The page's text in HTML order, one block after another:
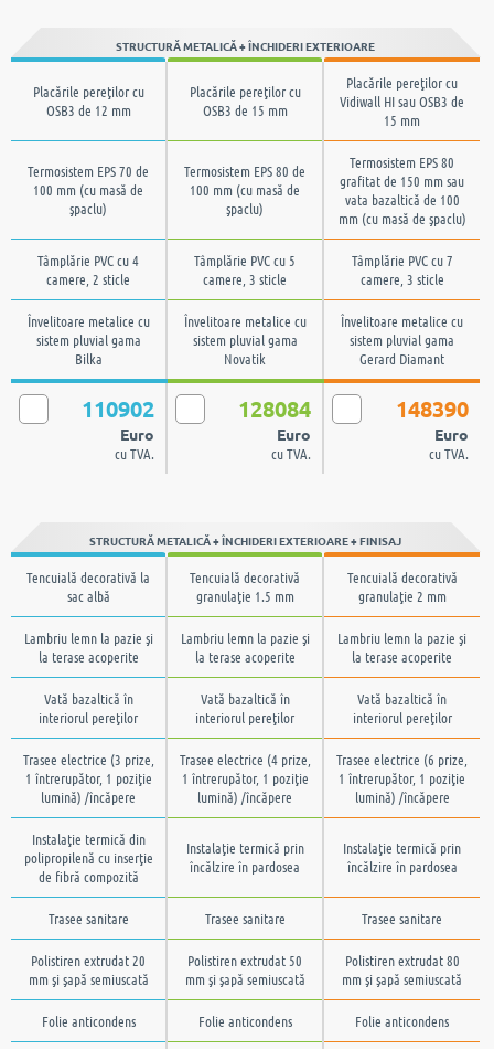
STRUCTURĂ METALICĂ + ÎNCHIDERI EXTERIOARE
Placările pereţilor cu
OSB3 de 12 mm
Placările pereţilor cu
OSB3 de 15 mm
Placările pereţilor cu
Vidiwall HI sau OSB3 de
15 mm
Termosistem EPS 70 de
100 mm (cu masă de
şpaclu)
Termosistem EPS 80 de
100 mm (cu masă de
şpaclu)
Termosistem EPS 80
grafitat de 150 mm sau
vata bazaltică de 100
mm (cu masă de şpaclu)
Tâmplărie PVC cu 4
camere, 2 sticle
Tâmplărie PVC cu 5
camere, 3 sticle
Tâmplărie PVC cu 7
camere, 3 sticle
Învelitoare metalice cu
sistem pluvial gama
Bilka
Învelitoare metalice cu
sistem pluvial gama
Novatik
Învelitoare metalice cu
sistem pluvial gama
Gerard Diamant
110902
Euro
cu TVA.
128084
Euro
cu TVA.
148390
Euro
cu TVA.
STRUCTURĂ METALICĂ + ÎNCHIDERI EXTERIOARE + FINISAJ
Tencuială decorativă la
sac albă
Tencuială decorativă
granulaţie 1.5 mm
Tencuială decorativă
granulaţie 2 mm
Lambriu lemn la pazie şi
la terase acoperite
Lambriu lemn la pazie şi
la terase acoperite
Lambriu lemn la pazie şi
la terase acoperite
Vată bazaltică în
interiorul pereţilor
Vată bazaltică în
interiorul pereţilor
Vată bazaltică în
interiorul pereţilor
Trasee electrice (3 prize,
1 întrerupător, 1 poziţie
lumină) /încăpere
Trasee electrice (4 prize,
1 întrerupător, 1 poziţie
lumină) /încăpere
Trasee electrice (6 prize,
1 întrerupător, 1 poziţie
lumină) /încăpere
Instalaţie termică din
polipropilenă cu inserţie
de fibră compozită
Instalaţie termică prin
încălzire în pardosea
Instalaţie termică prin
încălzire în pardosea
Trasee sanitare Trasee sanitare Trasee sanitare
Polistiren extrudat 20
mm şi şapă semiuscată
Polistiren extrudat 50
mm şi şapă semiuscată
Polistiren extrudat 80
mm şi şapă semiuscată
Folie anticondens Folie anticondens Folie anticondens